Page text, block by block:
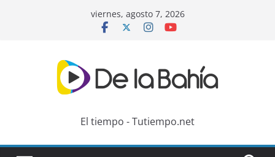
viernes, agosto 7, 2026
El tiempo - Tutiempo.net